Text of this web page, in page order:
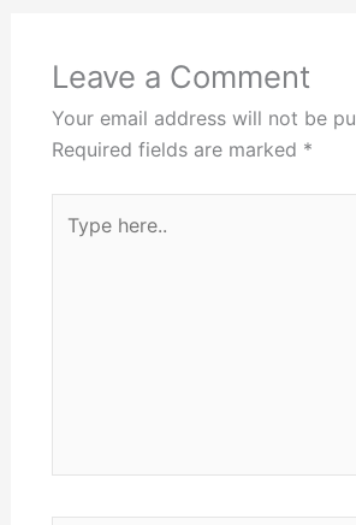
Leave a Comment
Your email address will not be
Required fields are marked *
here..